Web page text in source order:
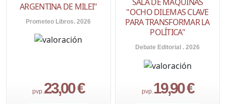
ARGENTINA DE MILEI"
Prometeo Libros. 2026
pvp. 23,00 €
"OCHO DILEMAS CLAVE
PARA TRANSFORMAR LA
POLÍTICA"
Debate Editorial . 2026
pvp. 19,90 €